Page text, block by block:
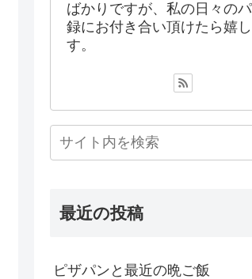
ばかりですが、私の日々の
録にお付き合い頂けたら嬉
す。
最近の投稿
ピザパンと最近の晩ご飯